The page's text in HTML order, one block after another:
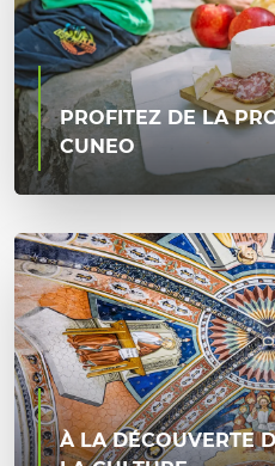
PROFITEZ DE LA
CUNEO
À LA DÉCOUVERTE